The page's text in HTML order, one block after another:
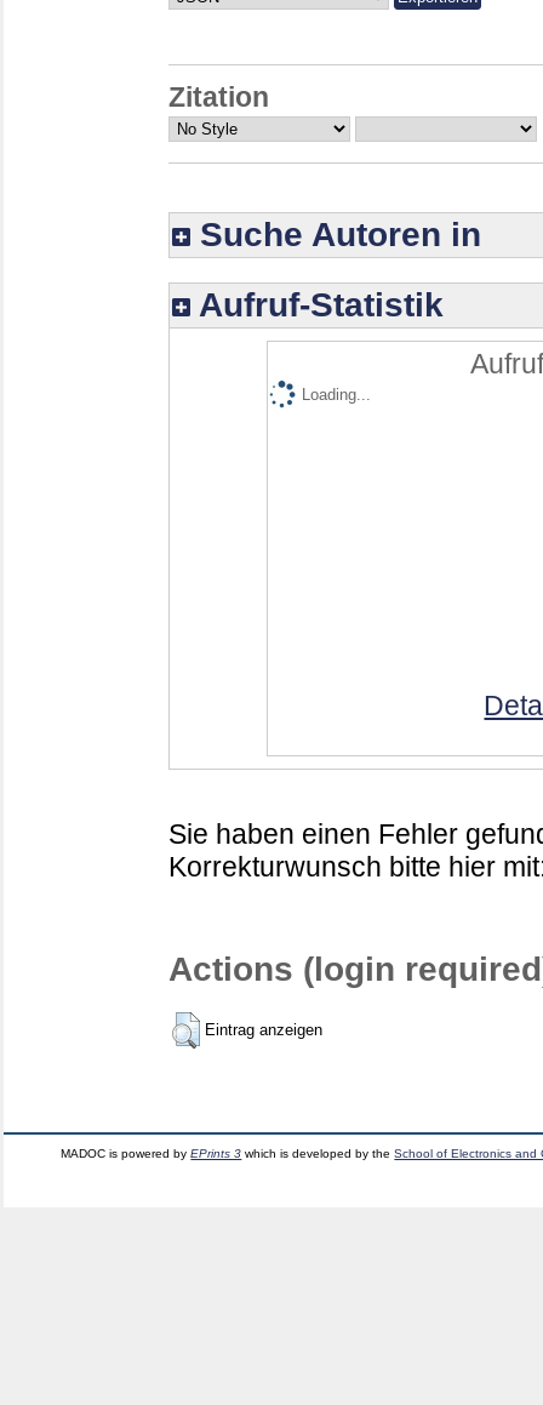
Zitation
Suche Autoren in
Aufruf-Statistik
Loading...
Sie haben einen Fehler
Korrekturwunsch bitte hier
Actions (login
Eintrag anzeigen
MADOC is powered byEPrints 3 which is developed by theSchool of Electronics and